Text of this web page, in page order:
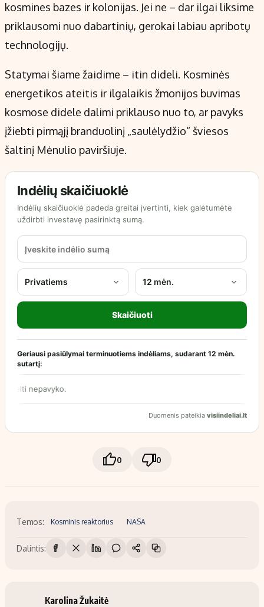
kosmines bazes ir kolonijas. Jei ne – dar ilgai liksime
priklausomi nuo dabartinių, gerokai labiau apribotų
technologijų.
Statymai šiame žaidime – itin dideli. Kosminės
energetikos ateitis ir ilgalaikis žmonijos buvimas
kosmose didele dalimi priklauso nuo to, ar pavyks
įžiebti pirmąjį branduolinį „saulėlydžio“ šviesos
šaltinį Mėnulio paviršiuje.
0 0
Temos: Kosminis reaktorius NASA
Dalintis:
Karolina Žukaitė